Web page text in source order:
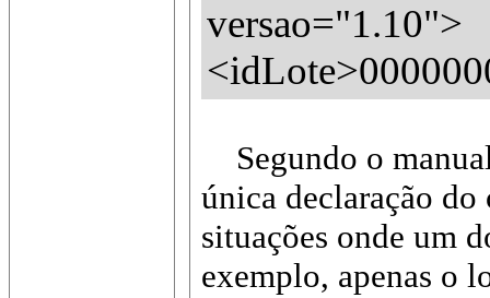
versao="1.10">
Segundo o
única declaração
situações onde um
exemplo, apenas o